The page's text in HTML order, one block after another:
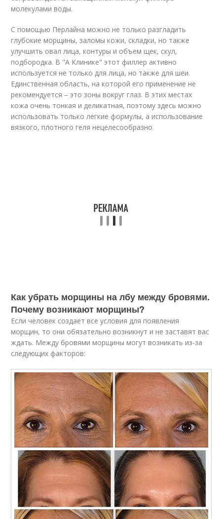
молекулами воды.
С помощью Перлайна можно не только разгладить
глубокие морщины, заломы кожи, складки, но также
улучшить овал лица, контуры и объем щек, скул,
подбородка. В "А Клинике" этот филлер активно
используется не только для лица, но также для шеи.
Единственная область, на которой его применение не
рекомендуется – это зоны вокруг глаз. В этих местах
кожа очень тонкая и деликатная, поэтому здесь можно
использовать только легкие формулы, а использование
вязкого, плотного геля нецелесообразно.
Как убрать морщины на лбу между бровями.
Почему возникают морщины?
Если человек создает все условия для появления
морщин, то они обязательно возникнут и не заставят вас
ждать. Между бровями морщины могут возникать из-за
следующих факторов: